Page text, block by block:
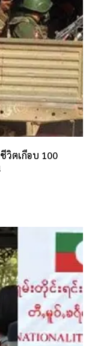
วิตเกือบ 100